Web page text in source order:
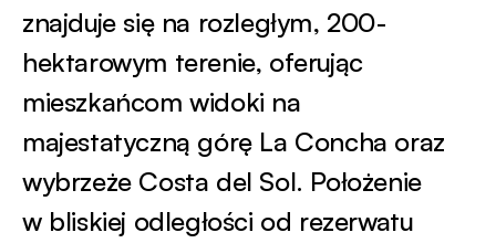
znajduje się na rozległym, 200-
hektarowym terenie, oferując
mieszkańcom widoki na
majestatyczną górę La Concha oraz
wybrzeże Costa del Sol. Położenie
w bliskiej odległości od rezerwatu